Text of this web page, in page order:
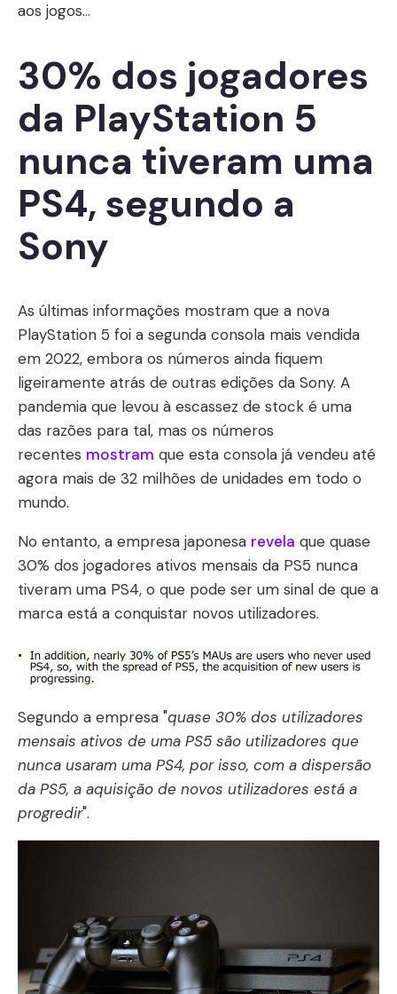
aos jogos...
30% dos jogadores
da PlayStation 5
nunca tiveram uma
PS4, segundo a
Sony
As últimas informações mostram que a nova
PlayStation 5 foi a segunda consola mais vendida
em 2022, embora os números ainda fiquem
ligeiramente atrás de outras edições da Sony. A
pandemia que levou à escassez de stock é uma
das razões para tal, mas os números
recentes mostram que esta consola já vendeu até
agora mais de 32 milhões de unidades em todo o
mundo.
No entanto, a empresa japonesa revela que quase
30% dos jogadores ativos mensais da PS5 nunca
tiveram uma PS4, o que pode ser um sinal de que a
marca está a conquistar novos utilizadores.
Segundo a empresa "quase 30% dos utilizadores
mensais ativos de uma PS5 são utilizadores que
nunca usaram uma PS4, por isso, com a dispersão
da PS5, a aquisição de novos utilizadores está a
progredir".